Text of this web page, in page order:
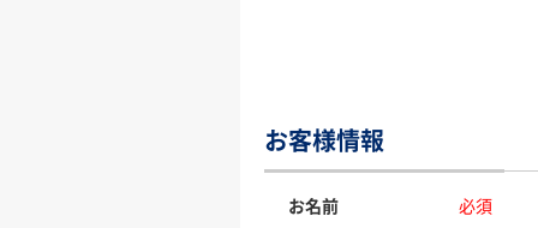
お客様情報
お名前 必須